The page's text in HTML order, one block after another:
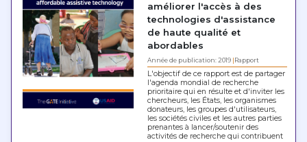
améliorer l'accès à des
technologies d'assistance
de haute qualité et
abordables
Année de publication: 2019 Rapport
L'objectif de ce rapport est de partager
l'agenda mondial de recherche
prioritaire qui en résulte et d'inviter les
chercheurs, les États, les organismes
donateurs, les groupes d'utilisateurs,
les sociétés civiles et les autres parties
prenantes à lancer/soutenir des
activités de recherche qui contribuent